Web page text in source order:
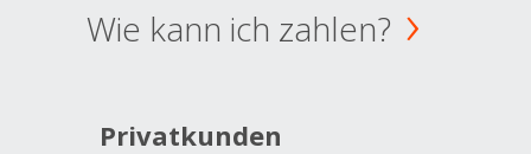
Wie kann ich zahlen?
Privatkunden